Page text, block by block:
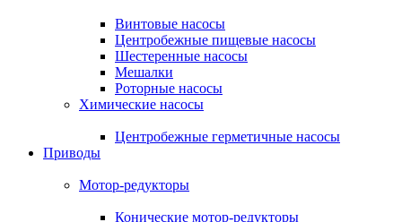
Винтовые насосы
Центробежные пищевые насосы
Шестеренные насосы
Мешалки
Роторные насосы
Химические насосы
Центробежные герметичные насосы
Приводы
Мотор-редукторы
Конические мотор-редукторы